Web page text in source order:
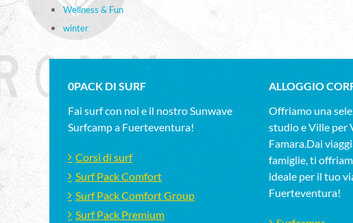
Wellness & Fun
winter
0PACK DI SURF
Fai surf con noi e il nostro Sunwave
Surfcamp a Fuerteventura!
Corsi di surf
Surf Pack Comfort
Surf Pack Comfort Group
Surf Pack Premium
ALLOGGIO
Offriamo una
studio e Ville per
Famara.Dai
famiglie, ti
ideale per il tuo
Fuerteventura!